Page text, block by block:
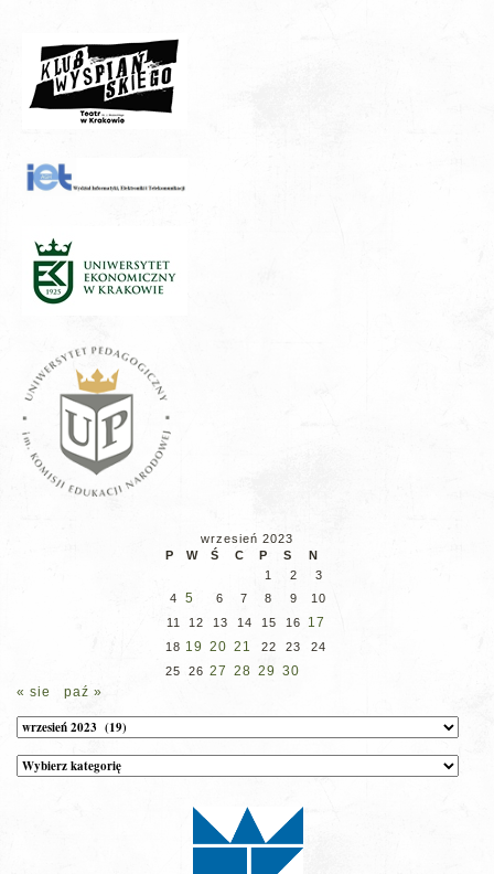
wrzesień 2023
P
W Ś C P S
N
1
2
3
4
5 6 7 8 9
10
11
12 13 14 15 16 17
18 19 20 21 22 23
24
25
26 27 28 29 30
« sie
paź »
Archiwum
Kategorie
wpisów